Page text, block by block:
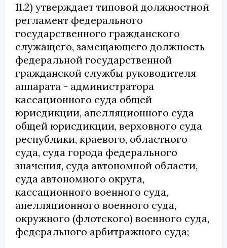
11.2) утверждает типовой должностной
регламент федерального
государственного гражданского
служащего, замещающего должность
федеральной государственной
гражданской службы руководителя
аппарата - администратора
кассационного суда общей
юрисдикции, апелляционного суда
общей юрисдикции, верховного суда
республики, краевого, областного
суда, суда города федерального
значения, суда автономной области,
суда автономного округа,
кассационного военного суда,
апелляционного военного суда,
окружного (флотского) военного суда,
федерального арбитражного суда;